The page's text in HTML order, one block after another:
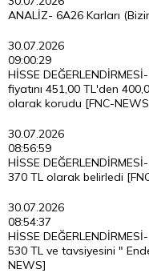
ANALİZ- 6A26 Karları
30.07.2026
09:00:29
HİSSE
fiyatını 451,00 TL'den
olarak korudu [FNC-
30.07.2026
08:56:59
HİSSE
370 TL olarak belirledi
30.07.2026
08:54:37
HİSSE
530 TL ve tavsiyesini "
NEWS]